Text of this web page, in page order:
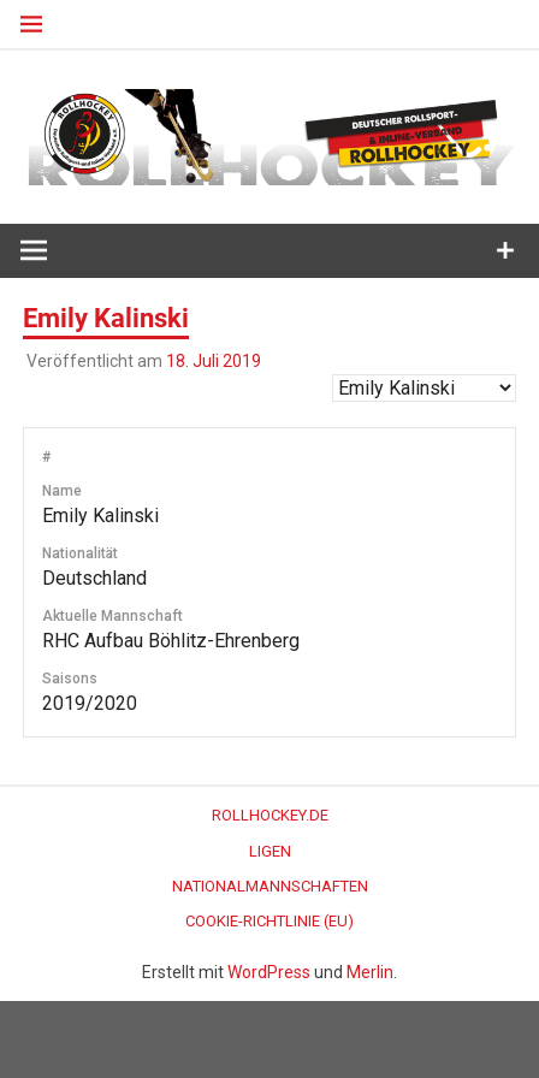
Zum
Emily Kalinski
Veröffentlicht am 18. Juli 2019
#
Name
Emily Kalinski
Nationalität
Deutschland
Aktuelle Mannschaft
RHC Aufbau Böhlitz-Ehrenberg
Saisons
2019/2020
ROLLHOCKEY.DE
LIGEN
NATIONALMANNSCHAFTEN
COOKIE-RICHTLINIE (EU)
Erstellt mitWordPress und Merlin